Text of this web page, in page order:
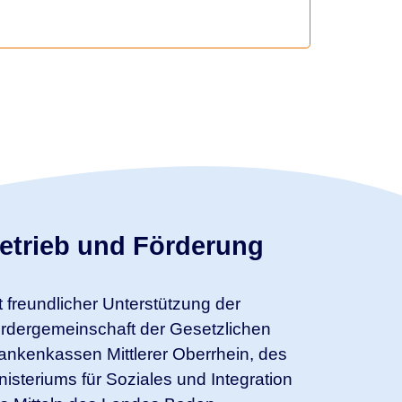
und Förderung
freundlicher Unterstützung der
der Gesetzlichen
Mittlerer Oberrhein, des
für Soziales und Integration